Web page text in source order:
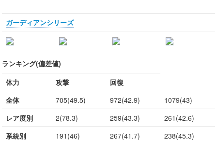
ガーディアンシリーズ
ランキング(偏差値)
体力
攻撃
回復
全体
705(49.5) 972(42.9)
1079(43)
レア度別
2(78.3) 259(43.3)
261(42.6)
系統別
191(46) 267(41.7) 238(45.3)